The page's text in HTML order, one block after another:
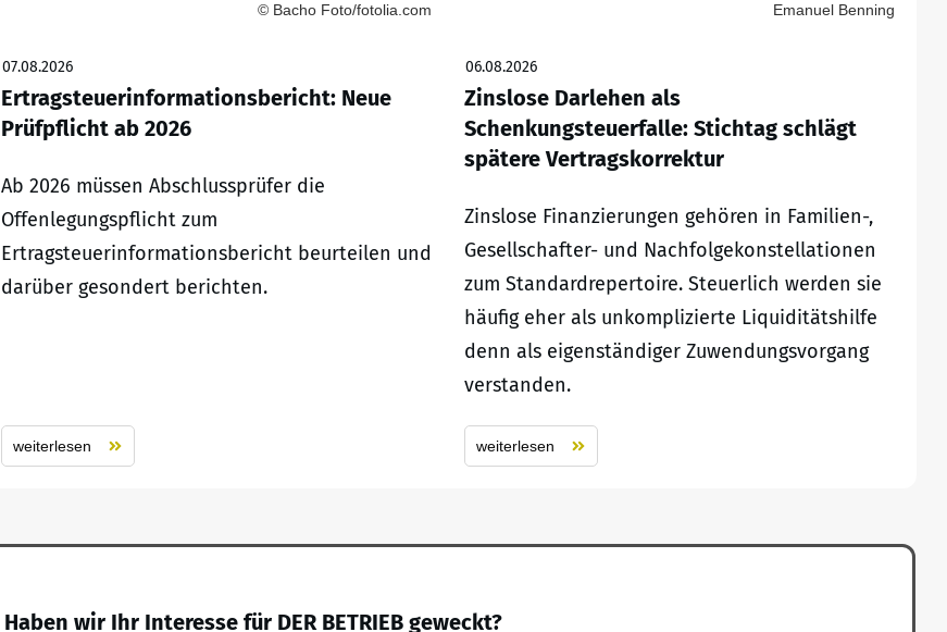
© Bacho Foto/fotolia.com
07.08.2026
Ertragsteuerinformationsbericht: Neue
Prüfpflicht ab 2026
Ab 2026 müssen Abschlussprüfer die
Offenlegungspflicht zum
Ertragsteuerinformationsbericht beurteilen und
darüber gesondert berichten.
weiterlesen
Emanuel Benning
06.08.2026
Zinslose Darlehen als
Schenkungsteuerfalle: Stichtag schlägt
spätere Vertragskorrektur
Zinslose Finanzierungen gehören in Familien-,
Gesellschafter- und Nachfolgekonstellationen
zum Standardrepertoire. Steuerlich werden sie
häufig eher als unkomplizierte Liquiditätshilfe
denn als eigenständiger Zuwendungsvorgang
verstanden.
weiterlesen
Haben wir Ihr Interesse für DER BETRIEB geweckt?